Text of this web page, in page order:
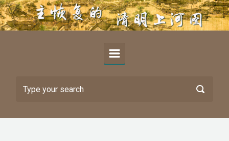
Skip to main content